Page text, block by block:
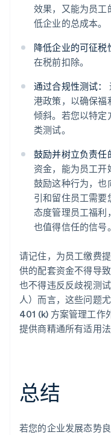
效果，又能为员工
低企业的总成本。
降低企业的可征税
在税前扣除。
通过合规性测试：
港政策，以确保福
倾斜。若您以特定
类测试。
鼓励并树立负责任
资金，能为员工开
鼓励这种行为，也
引和留住员工需要
态度管理员工福利
也值得信任的信号。
请记住，为员工缴费
供的配套资金不得导
也不得违反反歧视测
人）而言，这些问题
401 (k) 方案管理工
提供商精通所有适用
总结
若您的企业发展态势
English
爱尔兰
English
爱沙尼亚
English
奥地利
DeutschEnglish
English
巴西
Português English
保加利亚
English
比利时
NederlandsFrançais
德国
Deutsch
Français English